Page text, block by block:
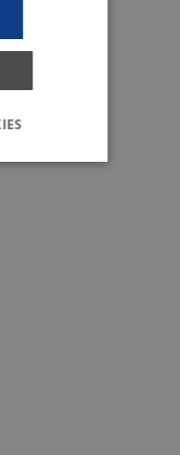
nogle
mm.